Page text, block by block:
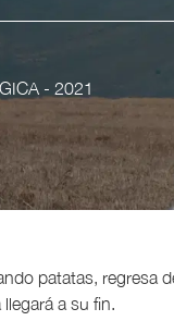
- 2021
patatas, regresa
a su fin.